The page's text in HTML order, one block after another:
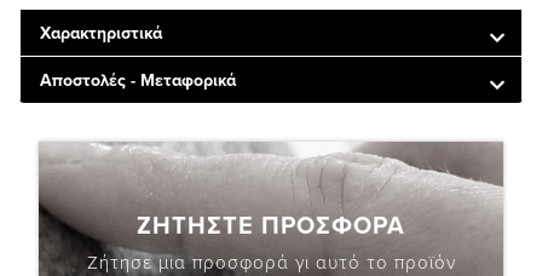
Χαρακτηριστικά
Αποστολές - Μεταφορικά
ΖΗΤΗΣΤΕ ΠΡΟΣΦΟΡΑ
Ζήτησε μια προσφορά γι αυτό το προϊόν